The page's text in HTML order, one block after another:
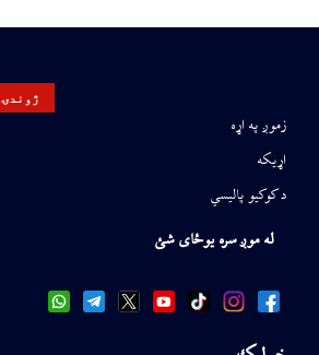
زموږ په اړه
اړیکه
د کوکیو پالیسي
له موږ سره یوځای شئ